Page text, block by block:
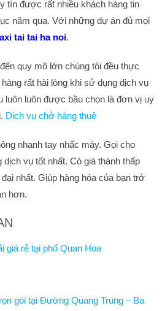
tín được rất nhiều khách hàng tin
năm qua. Với những dự án đủ mọi
tai tai ha noi.
quy mô lớn chúng tôi đều thực
rất hài lòng khi sử dụng dịch vụ
luôn luôn được bầu chọn là đơn vị uy
Dịch vụ chở hàng thuê
nhanh tay nhấc máy. Gọi cho
vụ tốt nhất. Có giá thành thấp
nhất. Giúp hàng hóa của bạn trở
hơn.
giá rẻ tại phố Quan Hoa
gói tại Đường Quang Trung – Ba